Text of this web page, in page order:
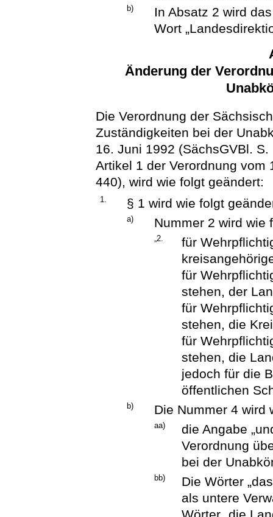
b)
In Absatz 2 wird
Wort
Änderung der
Die Verordnung der
Zuständigkeiten bei der
16. Juni 1992 (SächsGVBl.
Artikel 1 der Verordnung vom
440), wird wie folgt geändert:
1. § 1 wird wie folgt
a) Nummer 2 wird wie
„2.
für
für
stehen, der
für
stehen, die
für
stehen, die
jedoch für die
öffentlichen
b) Die Nummer 4 wird
aa)
die Angabe
Verordnung
bei der
bb)
Die Wörter
als untere